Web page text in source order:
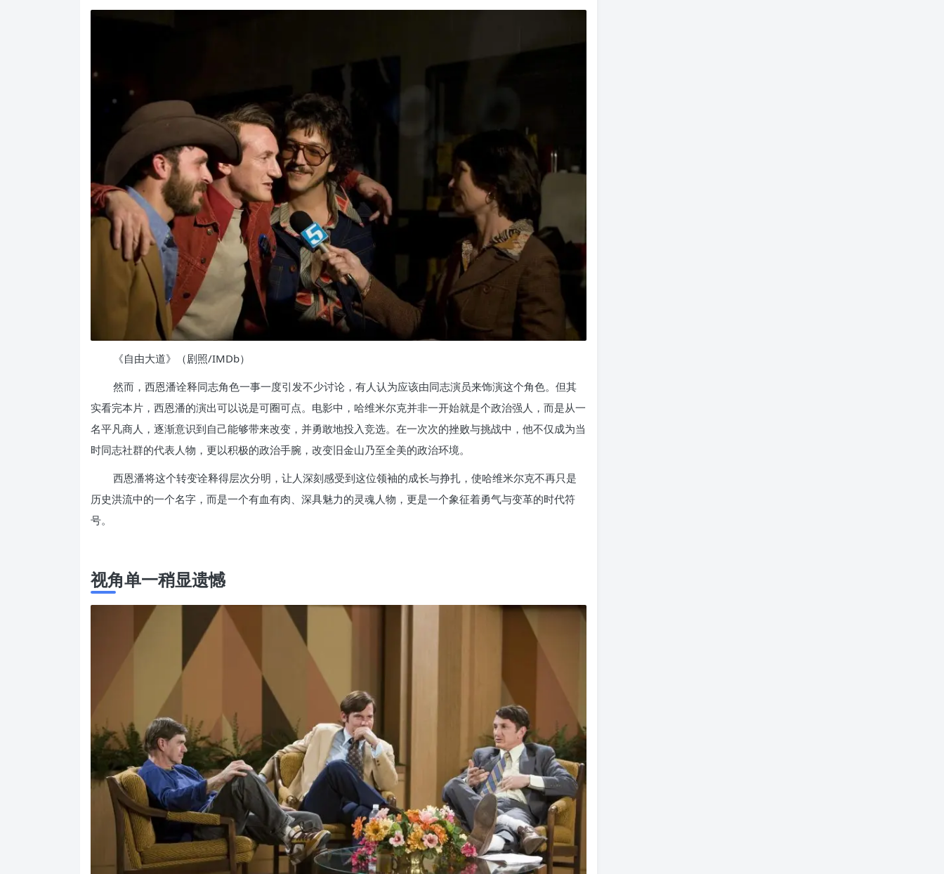
《自由大道》（剧照/IMDb）
然而，西恩潘诠释同志角色一事一度引发不少讨论，有人认为应该由同志演员来饰演这个角色。但其
实看完本片，西恩潘的演出可以说是可圈可点。电影中，哈维米尔克并非一开始就是个政治强人，而是从一
名平凡商人，逐渐意识到自己能够带来改变，并勇敢地投入竞选。在一次次的挫败与挑战中，他不仅成为当
时同志社群的代表人物，更以积极的政治手腕，改变旧金山乃至全美的政治环境。
西恩潘将这个转变诠释得层次分明，让人深刻感受到这位领袖的成长与挣扎，使哈维米尔克不再只是
历史洪流中的一个名字，而是一个有血有肉、深具魅力的灵魂人物，更是一个象征着勇气与变革的时代符
号。
视角单一稍显遗憾